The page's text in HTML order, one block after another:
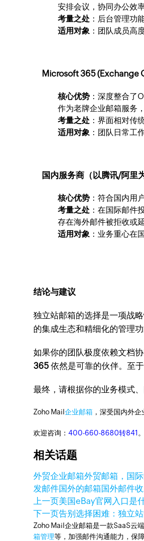
安排会议，协同办公效
考量之处 ：后台管理功
适用对象 ：团队成员高
Microsoft 365 (Exchange
核心优势 ：深度整合了
作为老牌企业邮箱服务
考量之处 ：界面相对传
适用对象 ：团队日常工
国内服务商（以腾讯/阿里
核心优势 ：符合国内用
考量之处 ：在国际邮件
存在海外邮件被拒收或
适用对象 ：业务重心在
结论与建议
独立站邮箱的选择是一项战
的集成生态和精细化的管理
如果你的团队极度依赖文档
365 依然是可靠的伙伴。至
最终，请根据你的业务模式
Zoho Mail企业邮箱 ，深受国内外
欢迎咨询：400-660-8680转841
相关话题
外贸企业邮箱外贸邮箱，国
发邮件国外的邮箱国外邮件
上一页美国eBay官网入口是
下一页告别选择困难：独立
Zoho Mail企业邮箱是一款SaaS云
箱管理等，加强邮件沟通能力，保